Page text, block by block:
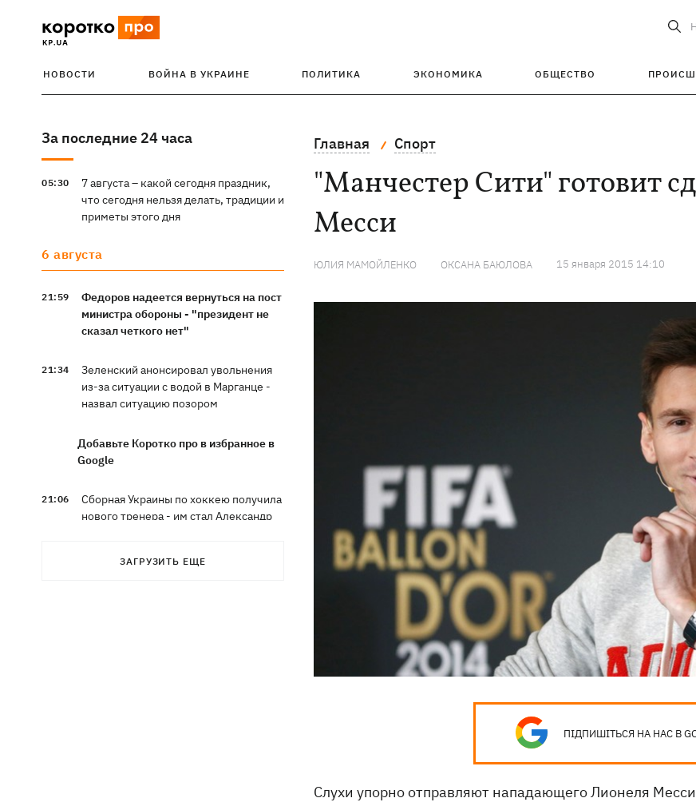
НОВОСТИ ВОЙНА В УКРАИНЕ ПОЛИТИКА ЭКОНОМИКА ОБЩЕСТВО
За последние 24 часа
05:30
7 августа – какой сегодня праздник,
что сегодня нельзя делать, традиции и
приметы этого дня
6 августа
21:59
Федоров надеется вернуться на пост
министра обороны - "президент не
сказал четкого нет"
21:34
Зеленский анонсировал увольнения
из-за ситуации с водой в Марганце -
назвал ситуацию позором
Добавьте Коротко про в избранное в
Google
21:06
Сборная Украины по хоккею получила
нового тренера - им стал Александр
ЗАГРУЗИТЬ ЕЩЕ
Главная Спорт
"Манчестер Сити" готовит
Месси
ЮЛИЯ МАМОЙЛЕНКО ОКСАНА БАЮЛОВА 15 января 2015 14:10
ПІДПИШІТЬСЯ НА НАС В
Слухи упорно отправляют нападающего Лионеля